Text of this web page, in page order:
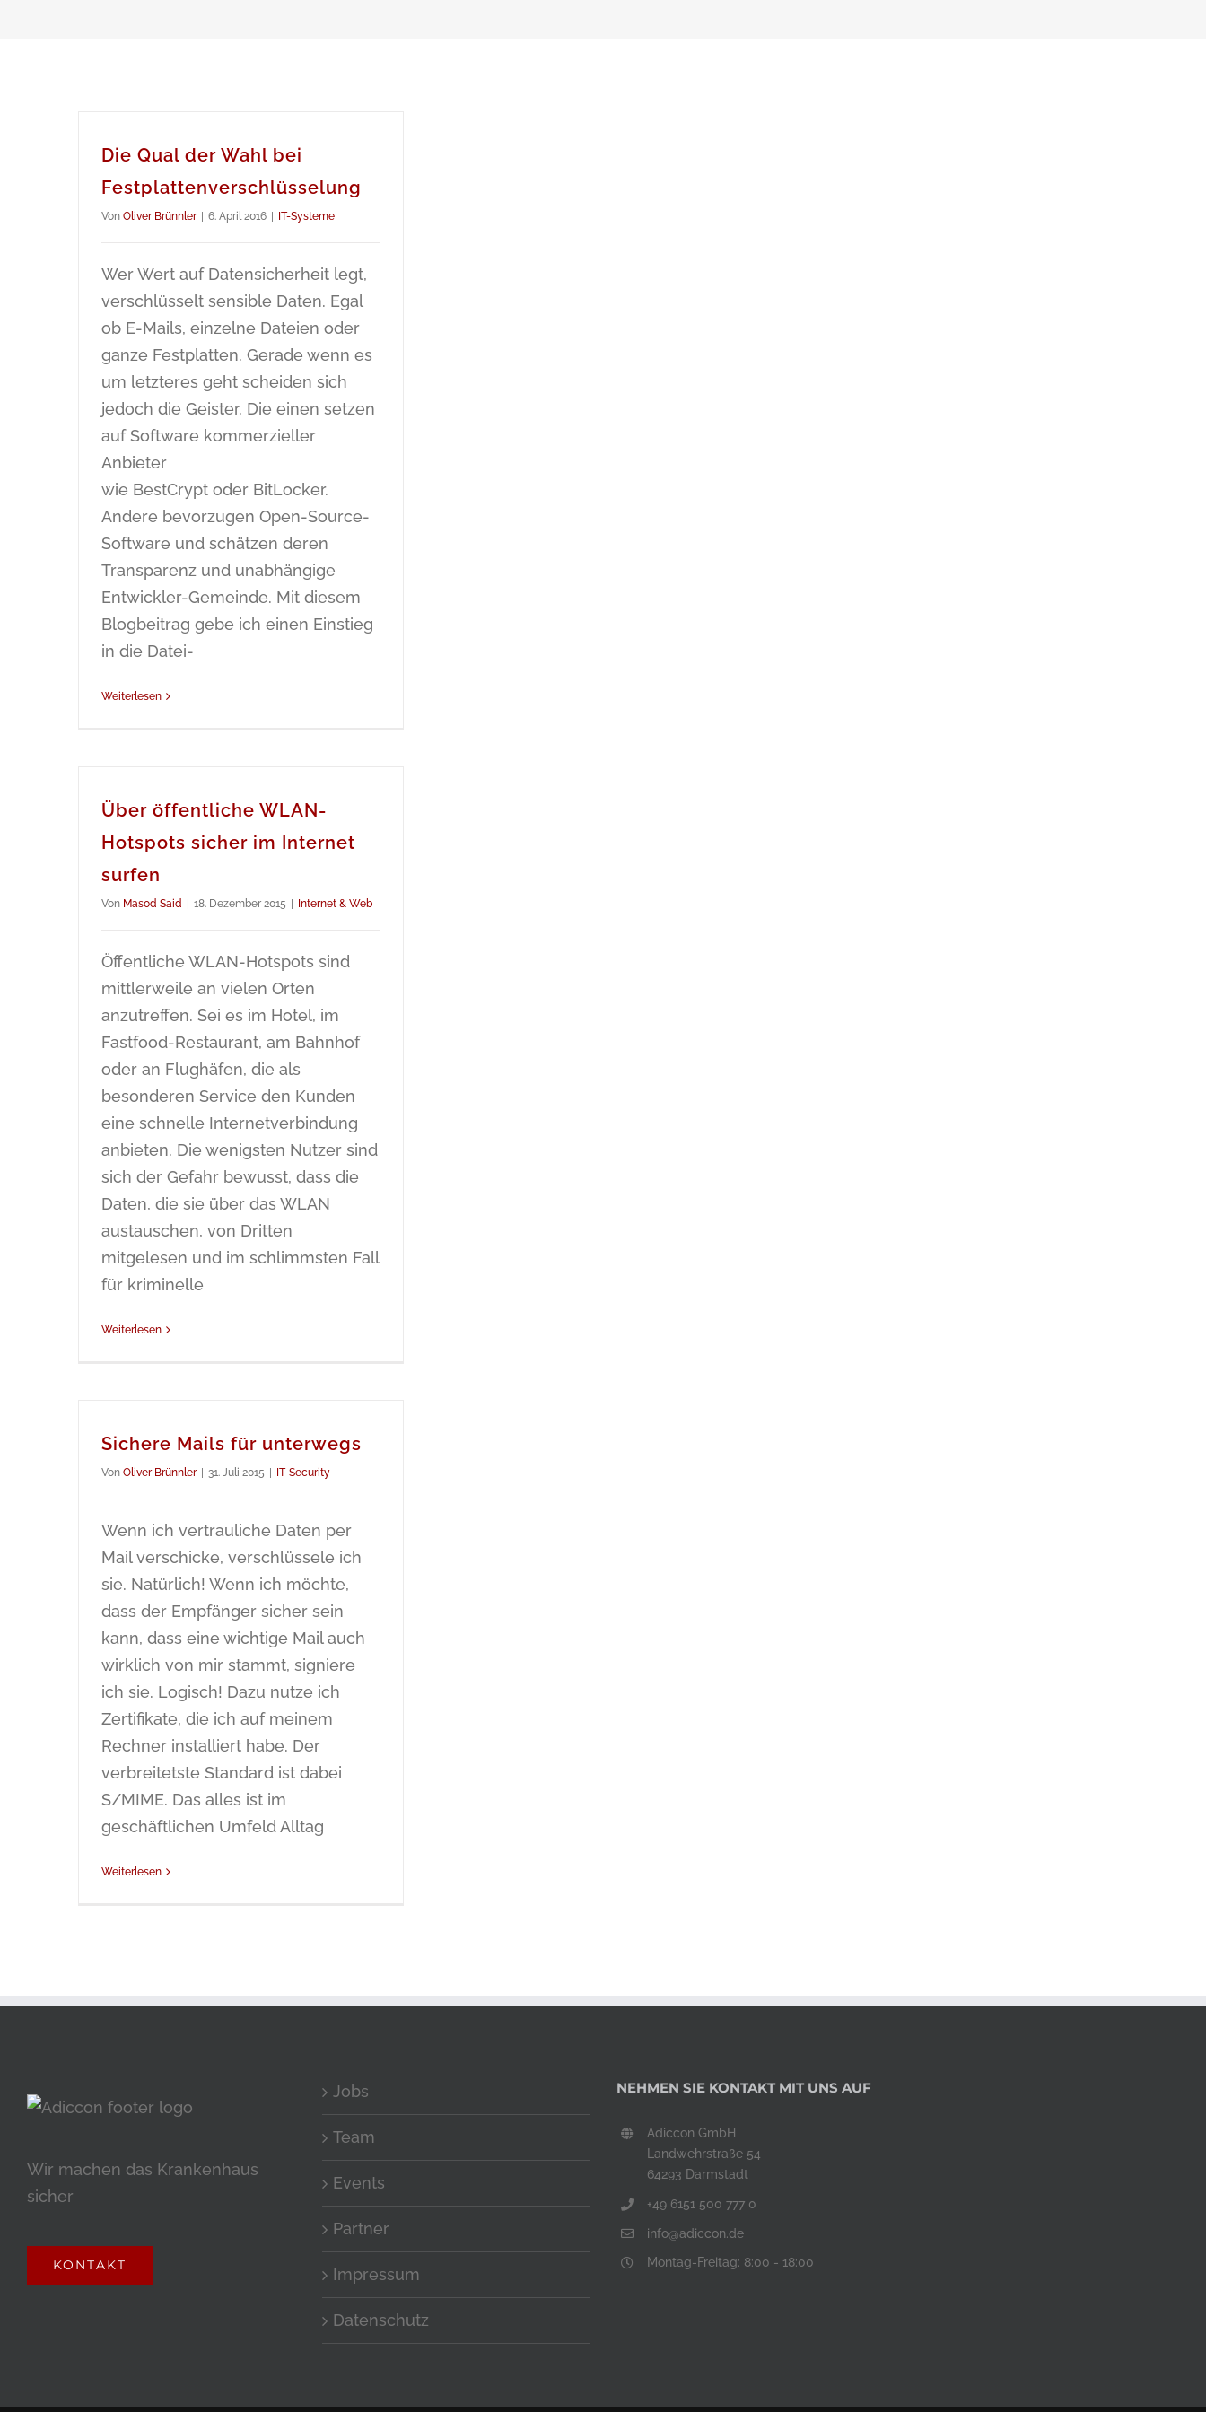
Die Qual der Wahl bei
Festplattenverschlüsselung
Von Oliver Brünnler 6. April 2016 IT-Systeme
Wer Wert auf Datensicherheit legt,
verschlüsselt sensible Daten. Egal
ob E-Mails, einzelne Dateien oder
ganze Festplatten. Gerade wenn es
um letzteres geht scheiden sich
jedoch die Geister. Die einen setzen
auf Software kommerzieller
Anbieter
wie BestCrypt oder BitLocker.
Andere bevorzugen Open-Source-
Software und schätzen deren
Transparenz und unabhängige
Entwickler-Gemeinde. Mit diesem
Blogbeitrag gebe ich einen Einstieg
in die Datei-
Weiterlesen
Über öffentliche WLAN-
Hotspots sicher im Internet
surfen
Von Masod Said 18. Dezember 2015 Internet & Web
Öffentliche WLAN-Hotspots sind
mittlerweile an vielen Orten
anzutreffen. Sei es im Hotel, im
Fastfood-Restaurant, am Bahnhof
oder an Flughäfen, die als
besonderen Service den Kunden
eine schnelle Internetverbindung
anbieten. Die wenigsten Nutzer sind
sich der Gefahr bewusst, dass die
Daten, die sie über das WLAN
austauschen, von Dritten
mitgelesen und im schlimmsten Fall
für kriminelle
Weiterlesen
Sichere Mails für unterwegs
Von Oliver Brünnler 31. Juli 2015 IT-Security
Wenn ich vertrauliche Daten per
Mail verschicke, verschlüssele ich
sie. Natürlich! Wenn ich möchte,
dass der Empfänger sicher sein
kann, dass eine wichtige Mail auch
wirklich von mir stammt, signiere
ich sie. Logisch! Dazu nutze ich
Zertifikate, die ich auf meinem
Rechner installiert habe. Der
verbreitetste Standard ist dabei
S/MIME. Das alles ist im
geschäftlichen Umfeld Alltag
Weiterlesen
Wir machen das Krankenhaus
sicher
KONTAKT
Jobs
Team
Events
Partner
Impressum
Datenschutz
NEHMEN SIE KONTAKT MIT UNS AUF
Adiccon GmbH
Landwehrstraße 54
64293 Darmstadt
+49 6151 500 777 0
info@adiccon.de
Montag-Freitag: 8:00 - 18:00